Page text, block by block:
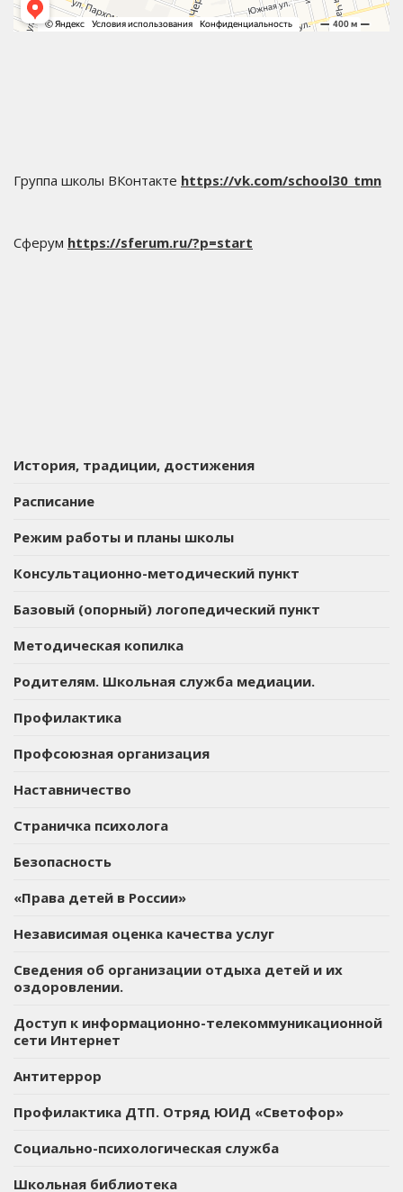
Группа школы ВКонтакте https://vk.com/school30_tmn
Сферум https://sferum.ru/?p=start
История, традиции, достижения
Расписание
Режим работы и планы школы
Консультационно-методический пункт
Базовый (опорный) логопедический пункт
Методическая копилка
Родителям. Школьная служба медиации.
Профилактика
Профсоюзная организация
Наставничество
Страничка психолога
Безопасность
«Права детей в России»
Независимая оценка качества услуг
Сведения об организации отдыха детей и их
оздоровлении.
Доступ к информационно-телекоммуникационной
сети Интернет
Антитеррор
Профилактика ДТП. Отряд ЮИД «Светофор»
Социально-психологическая служба
Школьная библиотека